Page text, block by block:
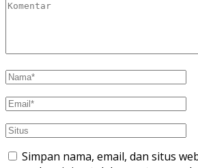
Simpan nama, email, dan situs